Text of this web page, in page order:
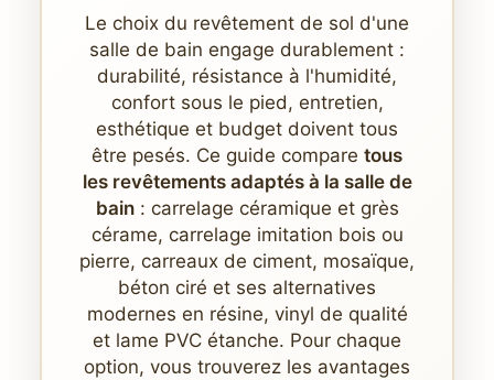
Le choix du revêtement de sol d'une
salle de bain engage durablement :
durabilité, résistance à l'humidité,
confort sous le pied, entretien,
esthétique et budget doivent tous
être pesés. Ce guide compare tous
les revêtements adaptés à la salle de
bain: carrelage céramique et grès
cérame, carrelage imitation bois ou
pierre, carreaux de ciment, mosaïque,
béton ciré et ses alternatives
modernes en résine, vinyl de qualité
et lame PVC étanche. Pour chaque
option, vous trouverez les avantages